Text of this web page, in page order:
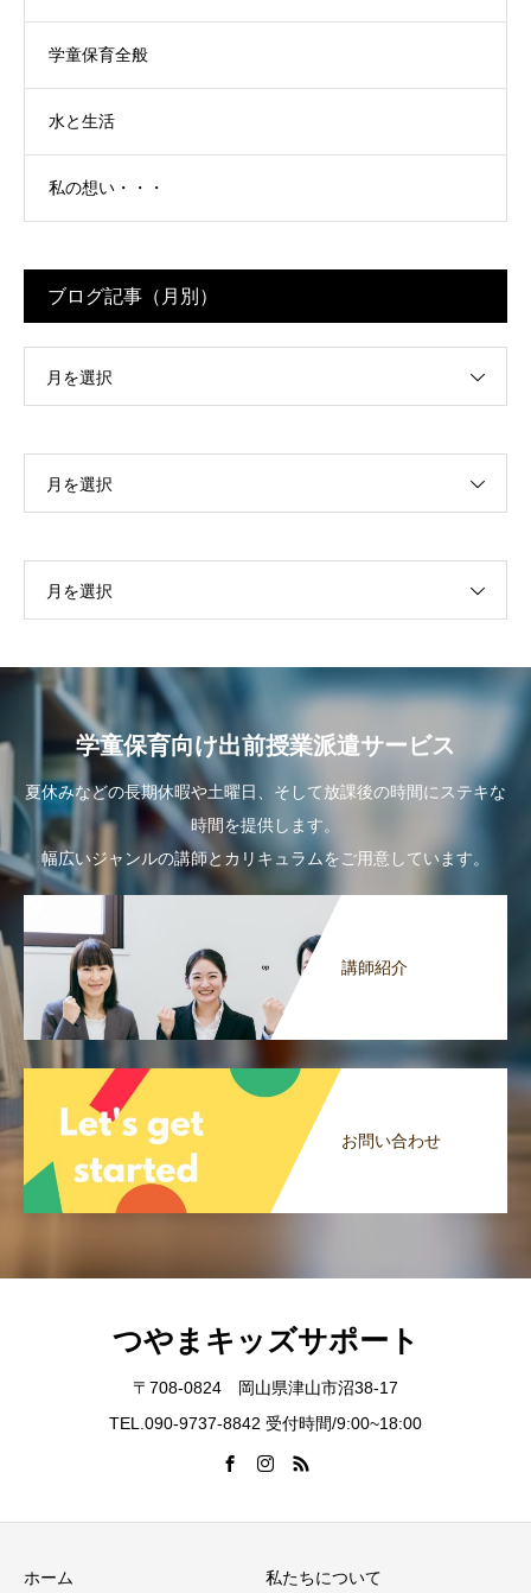
学童保育全般
水と生活
私の想い・・・
ブログ記事（月別）
月を選択
月を選択
月を選択
学童保育向け出前授業派遣サービス
夏休みなどの長期休暇や土曜日、そして放課後の時間にステキな
時間を提供します。
幅広いジャンルの講師とカリキュラムをご用意しています。
講師紹介
お問い合わせ
つやまキッズサポート
〒708-0824 岡山県津山市沼38-17
TEL.090-9737-8842 受付時間/9:00~18:00
ホーム 私たちについて